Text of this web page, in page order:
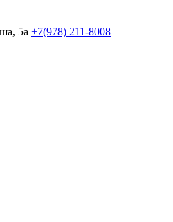
5а +7(978) 211-8008